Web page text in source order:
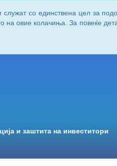
со единствена цел за
на овие колачиња. За повеќе
и заштита на инвеститори